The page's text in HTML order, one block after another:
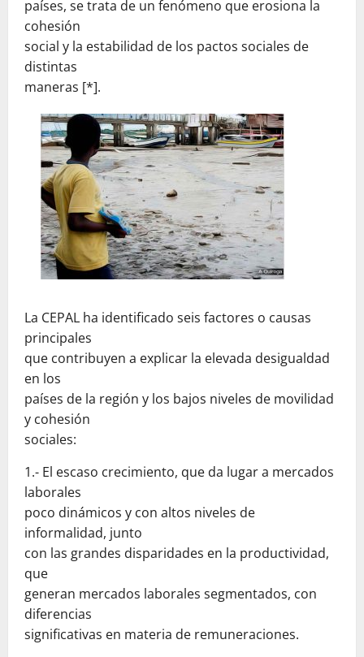
países, se trata de un fenómeno que erosiona la
cohesión
social y la estabilidad de los pactos sociales de
distintas
maneras [*].
La CEPAL ha identificado seis factores o causas
principales
que contribuyen a explicar la elevada desigualdad
en los
países de la región y los bajos niveles de movilidad
y cohesión
sociales:
1.- El escaso crecimiento, que da lugar a mercados
laborales
poco dinámicos y con altos niveles de
informalidad, junto
con las grandes disparidades en la productividad,
que
generan mercados laborales segmentados, con
diferencias
significativas en materia de remuneraciones.